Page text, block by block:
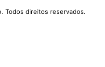
Todos direitos reservados.